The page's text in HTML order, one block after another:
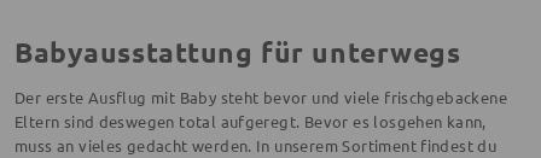
Babyausstattung für unterwegs
Der erste Ausflug mit Baby steht bevor und viele frischgebackene
Eltern sind deswegen total aufgeregt. Bevor es losgehen kann,
muss an vieles gedacht werden. In unserem Sortiment findest du